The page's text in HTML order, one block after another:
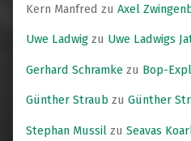
Kern Manfred zu Axel
Uwe Ladwig zu Uwe Ladwigs
Gerhard Schramke zu Bop-
Günther Straub zu Günther
Stephan Mussil zu Seavas